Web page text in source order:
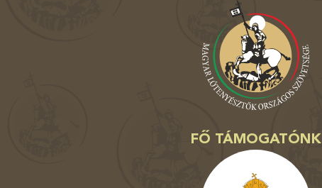
FŐ TÁMOGATÓNK